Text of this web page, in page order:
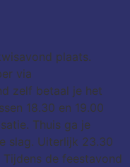
plaats.
via
zelf betaal je het
18.30 en 19.00
Thuis ga je
slag. Uiterlijk 23.30
de feestavond